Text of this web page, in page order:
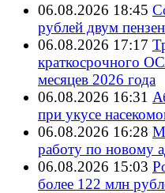
06.08.2026 18:45
рублей двум
06.08.2026 17:17
краткосрочного
месяцев 2026 года
06.08.2026 16:31
при укусе
06.08.2026 16:28
работу по новому
06.08.2026 15:03
более 122 млн